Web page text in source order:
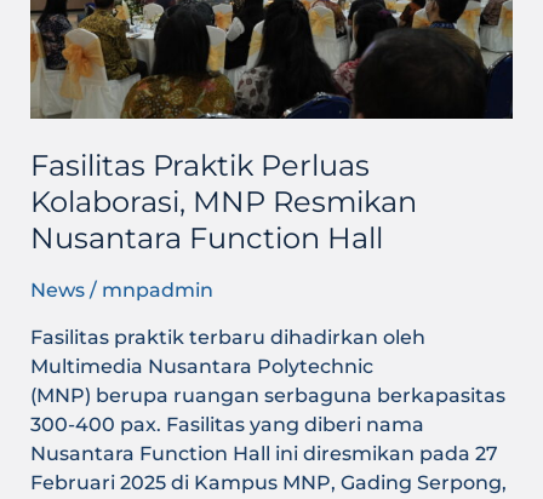
Fasilitas Praktik Perluas
Kolaborasi, MNP Resmikan
Nusantara Function Hall
News/ mnpadmin
Fasilitas praktik terbaru dihadirkan oleh
Multimedia Nusantara Polytechnic
(MNP) berupa ruangan serbaguna berkapasitas
300-400 pax. Fasilitas yang diberi nama
Nusantara Function Hall ini diresmikan pada 27
Februari 2025 di Kampus MNP, Gading Serpong,
Function
Hall